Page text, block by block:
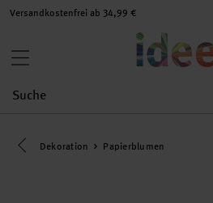
Versandkostenfrei ab 34,99 €
Eine Kategorie zurück navigieren
Dekoration Papierblumen